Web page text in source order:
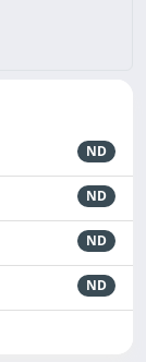
ND
ND
ND
ND